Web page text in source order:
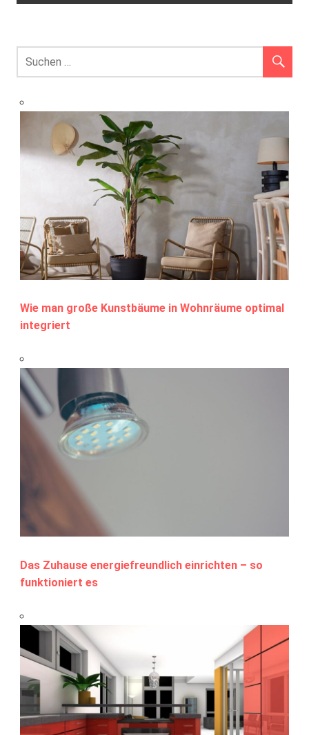
Wie man große Kunstbäume in Wohnräume optimal
integriert
Das Zuhause energiefreundlich einrichten – so
funktioniert es